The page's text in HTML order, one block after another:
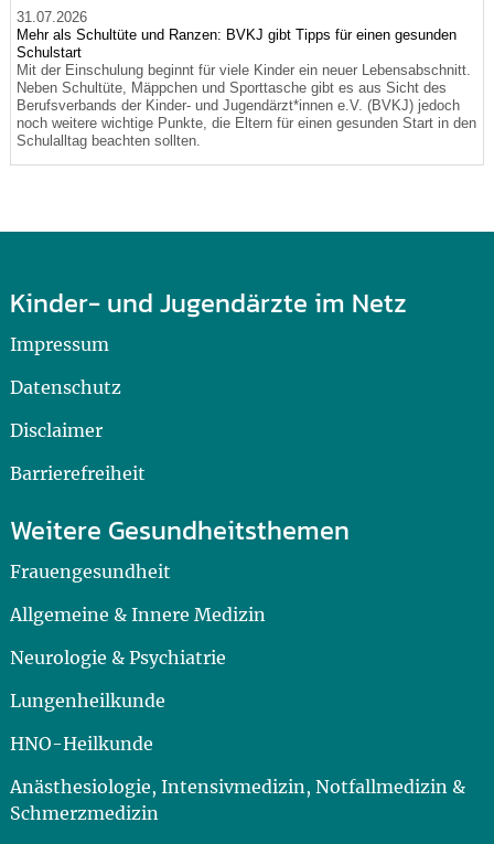
31.07.2026
Mehr als Schultüte und Ranzen: BVKJ gibt Tipps für einen gesunden
Schulstart
Mit der Einschulung beginnt für viele Kinder ein neuer Lebensabschnitt.
Neben Schultüte, Mäppchen und Sporttasche gibt es aus Sicht des
Berufsverbands der Kinder- und Jugendärzt*innen e.V. (BVKJ) jedoch
noch weitere wichtige Punkte, die Eltern für einen gesunden Start in den
Schulalltag beachten sollten.
Kinder- und Jugendärzte im Netz
Impressum
Datenschutz
Disclaimer
Barrierefreiheit
Weitere Gesundheitsthemen
Frauengesundheit
Allgemeine & Innere Medizin
Neurologie & Psychiatrie
Lungenheilkunde
HNO-Heilkunde
Anästhesiologie, Intensivmedizin, Notfallmedizin &
Schmerzmedizin